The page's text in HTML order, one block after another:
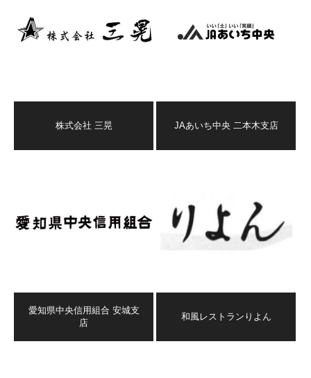
株式会社 三晃 JAあいち中央 二本木支店
愛知県中央信用組合 安城支
店
和風レストランりよん